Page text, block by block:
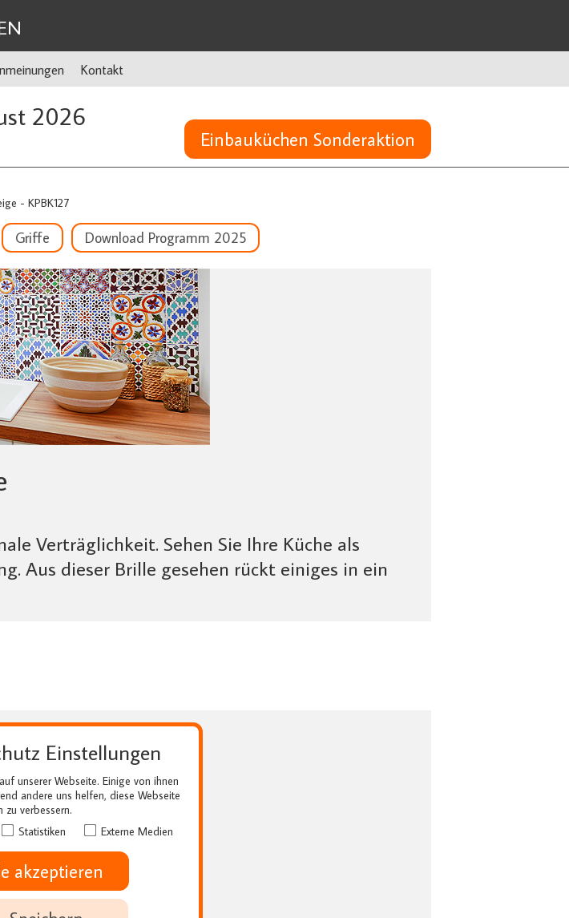
Kontakt
2026
Einbauküchen Sonderaktion
- KPBK127
Griffe Download Programm 2025
Verträglichkeit. Sehen Sie Ihre Küche als
Aus dieser Brille gesehen rückt einiges in ein
Einstellungen
unserer Webseite. Einige von ihnen
andere uns helfen, diese Webseite
zu verbessern.
Statistiken Externe Medien
akzeptieren